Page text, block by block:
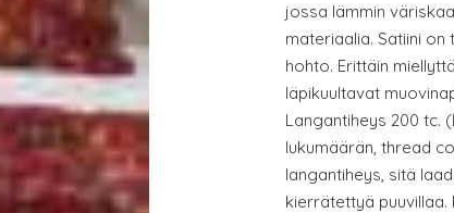
jossa lämmin
materiaalia. Satiini
hohto. Erittäin
läpikuultavat
Langantiheys 200 tc.
lukumäärän, thread
langantiheys, sitä
kierrätettyä